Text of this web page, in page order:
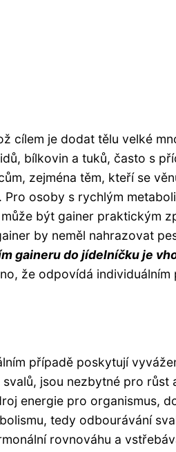
cílem je dodat tělu velké
bílkovin a tuků, často s
zejména těm, kteří se
osoby s rychlým
být gainer praktickým
by neměl nahrazovat
gaineru do jídelníčku je
že odpovídá individuálním
případě poskytují
jsou nezbytné pro
energie pro organismus,
tedy odbourávání
rovnováhu a